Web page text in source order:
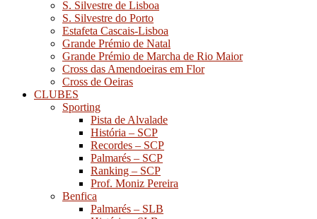
S. Silvestre de Lisboa
S. Silvestre do Porto
Estafeta Cascais-Lisboa
Grande Prémio de Natal
Grande Prémio de Marcha de Rio Maior
Cross das Amendoeiras em Flor
Cross de Oeiras
CLUBES
Sporting
Pista de Alvalade
História – SCP
Recordes – SCP
Palmarés – SCP
Ranking – SCP
Prof. Moniz Pereira
Benfica
Palmarés – SLB